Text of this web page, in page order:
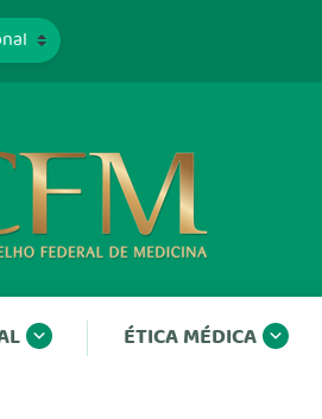
ÉTICA MÉDICA